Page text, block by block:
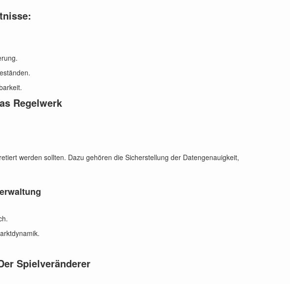
Regelwerk
werden sollten. Dazu gehören die Sicherstellung der Datengenauigkeit,
Spielveränderer